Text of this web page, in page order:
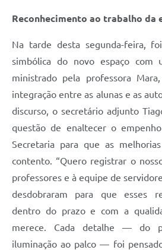
Reconhecimento ao trabalho da
Na tarde desta segunda-feira,
simbólica do novo espaço com
ministrado pela professora
integração entre as alunas e as
discurso, o secretário adjunto
questão de enaltecer o
Secretaria para que as
contento. “Quero registrar o
professores e à equipe de
desdobraram para que esses
dentro do prazo e com a
merece. Cada detalhe — do
iluminação ao palco — foi